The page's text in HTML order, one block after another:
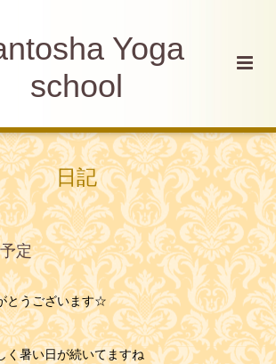
Yoga
school
日記
定
とうございます☆
く暑い日が続いてますね